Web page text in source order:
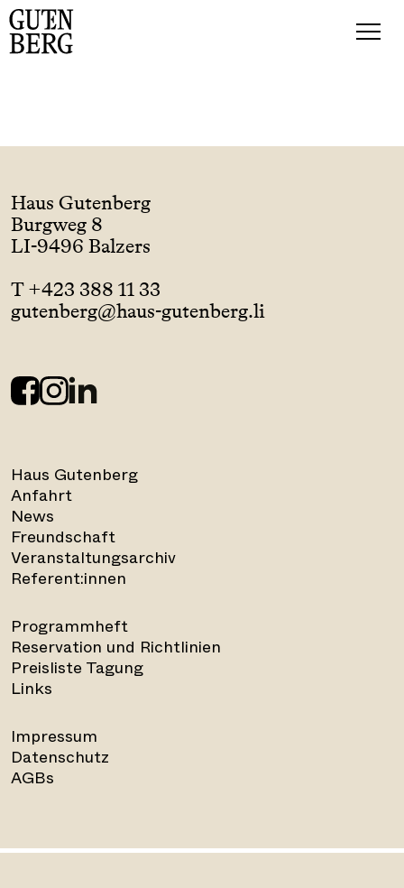
Haus Gutenberg
Burgweg 8
LI-9496 Balzers
T +423 388 11 33
gutenberg@haus-gutenberg.li
Haus Gutenberg
Anfahrt
News
Freundschaft
Veranstaltungsarchiv
Referent:innen
Programmheft
Reservation und Richtlinien
Preisliste Tagung
Links
Impressum
Datenschutz
AGBs